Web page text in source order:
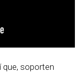
que, soporten